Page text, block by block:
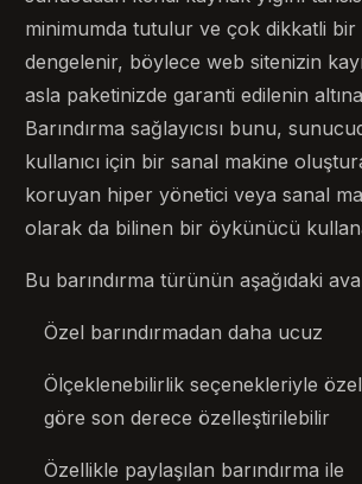
minimumda tutulur ve çok dikkatli bir
dengelenir, böylece web sitenizin
asla paketinizde garanti edilenin
Barındırma sağlayıcısı bunu,
kullanıcı için bir sanal makine
koruyan hiper yönetici veya sanal
olarak da bilinen bir öykünücü
Bu barındırma türünün aşağıdaki
Özel barındırmadan daha ucuz
Ölçeklenebilirlik seçenekleriyle
göre son derece özelleştirilebilir
Özellikle paylaşılan barındırma ile